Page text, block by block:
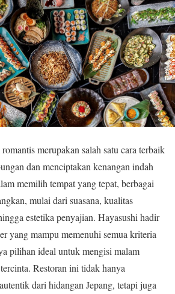
merupakan salah satu cara terbaik
dan menciptakan kenangan indah
memilih tempat yang tepat, berbagai
mulai dari suasana, kualitas
estetika penyajian. Hayasushi hadir
yang mampu memenuhi semua kriteria
pilihan ideal untuk mengisi malam
Restoran ini tidak hanya
dari hidangan Jepang, tetapi juga